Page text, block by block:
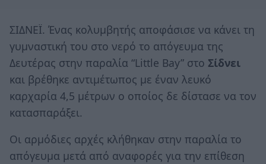
ΣΙΔΝΕΪ. Ένας κολυμβητής αποφάσισε να κάνει τη
γυμναστική του στο νερό το απόγευμα της
Δευτέρας στην παραλία “Little Bay” στο Σίδνει
και βρέθηκε αντιμέτωπος με έναν λευκό
καρχαρία 4,5 μέτρων ο οποίος δε δίστασε να τον
κατασπαράξει.
Οι αρμόδιες αρχές κλήθηκαν στην παραλία το
απόγευμα μετά από αναφορές για την επίθεση